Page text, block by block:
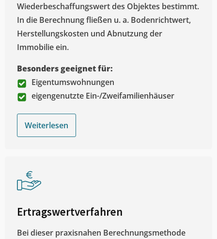
Wiederbeschaffungswert des Objektes bestimmt.
In die Berechnung fließen u. a. Bodenrichtwert,
Herstellungskosten und Abnutzung der
Immobilie ein.
Besonders geeignet für:
Eigentumswohnungen
eigengenutzte Ein-/Zweifamilienhäuser
Weiterlesen
Ertragswertverfahren
Bei dieser praxisnahen Berechnungsmethode